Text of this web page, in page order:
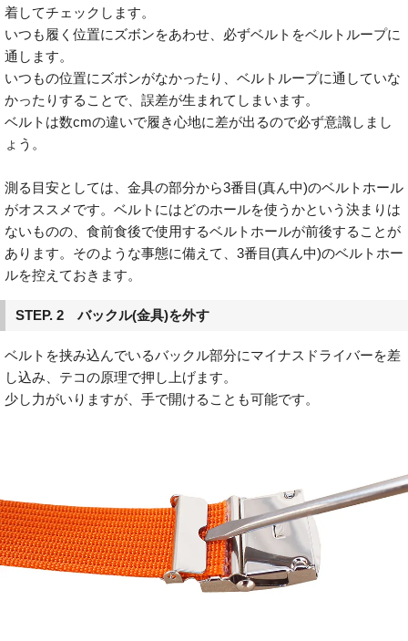
着してチェックします。
いつも履く位置にズボンをあわせ、必ずベルトをベルトループに
通します。
いつもの位置にズボンがなかったり、ベルトループに通していな
かったりすることで、誤差が生まれてしまいます。
ベルトは数cmの違いで履き心地に差が出るので必ず意識しまし
ょう。
測る目安としては、金具の部分から3番目(真ん中)のベルトホール
がオススメです。ベルトにはどのホールを使うかという決まりは
ないものの、食前食後で使用するベルトホールが前後することが
あります。そのような事態に備えて、3番目(真ん中)のベルトホー
ルを控えておきます。
STEP. 2 バックル(金具)を外す
ベルトを挟み込んでいるバックル部分にマイナスドライバーを差
し込み、テコの原理で押し上げます。
少し力がいりますが、手で開けることも可能です。